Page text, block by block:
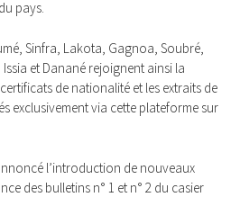
pays.
Sinfra, Lakota, Gagnoa, Soubré,
et Danané rejoignent ainsi la
de nationalité et les extraits de
exclusivement via cette plateforme sur
l’introduction de nouveaux
des bulletins n° 1 et n° 2 du casier